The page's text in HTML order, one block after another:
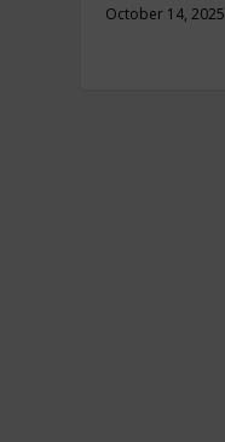
October 14, 2025